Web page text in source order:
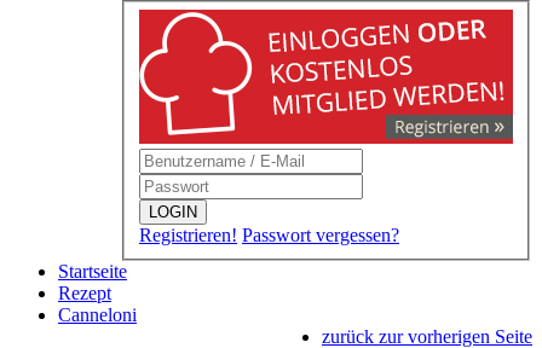
LOGIN
Registrieren! Passwort vergessen?
Startseite
Rezept
Canneloni
zurück zur vorherigen Seite